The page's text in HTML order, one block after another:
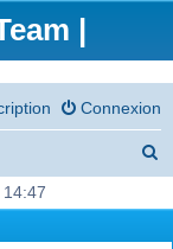
|
Connexion